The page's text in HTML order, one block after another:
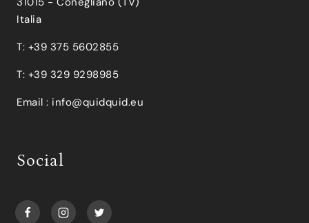
Italia
T: +39 375 5602855
T: +39 329 9298985
Email : info@quidquid.eu
Social